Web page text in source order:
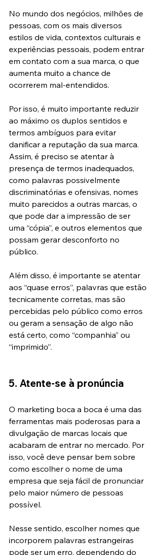
No mundo dos negócios, milhões de
pessoas, com os mais diversos
estilos de vida, contextos culturais e
experiências pessoais, podem entrar
em contato com a sua marca, o que
aumenta muito a chance de
ocorrerem mal-entendidos.
Por isso, é muito importante reduzir
ao máximo os duplos sentidos e
termos ambíguos para evitar
danificar a reputação da sua marca.
Assim, é preciso se atentar à
presença de termos inadequados,
como palavras possivelmente
discriminatórias e ofensivas, nomes
muito parecidos a outras marcas, o
que pode dar a impressão de ser
uma “cópia”, e outros elementos que
possam gerar desconforto no
público.
Além disso, é importante se atentar
aos “quase erros”, palavras que estão
tecnicamente corretas, mas são
percebidas pelo público como erros
ou geram a sensação de algo não
está certo, como “companhia” ou
“imprimido”.
5. Atente-se à pronúncia
O marketing boca a boca é uma das
ferramentas mais poderosas para a
divulgação de marcas locais que
acabaram de entrar no mercado. Por
isso, você deve pensar bem sobre
como escolher o nome de uma
empresa que seja fácil de pronunciar
pelo maior número de pessoas
possível.
Nesse sentido, escolher nomes que
incorporem palavras estrangeiras
pode ser um erro, dependendo do